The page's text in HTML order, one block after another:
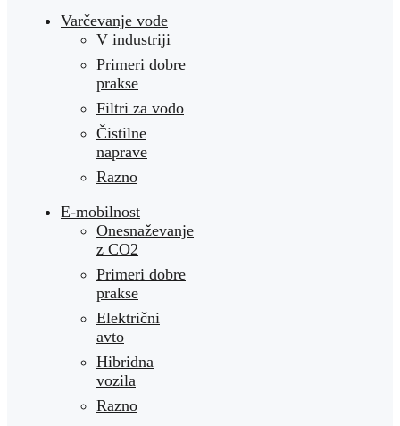
Varčevanje vode
V industriji
Primeri dobre
prakse
Filtri za vodo
Čistilne
naprave
Razno
E-mobilnost
Onesnaževanje
z CO2
Primeri dobre
prakse
Električni
avto
Hibridna
vozila
Razno